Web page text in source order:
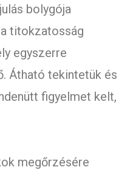
bolygója
titokzatosság
egyszerre
Átható tekintetük és
figyelmet kelt,
megőrzésére